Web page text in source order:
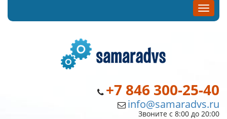
+7 846 300-25-40
info@samaradvs.ru
Звоните с 8:00 до 20:00